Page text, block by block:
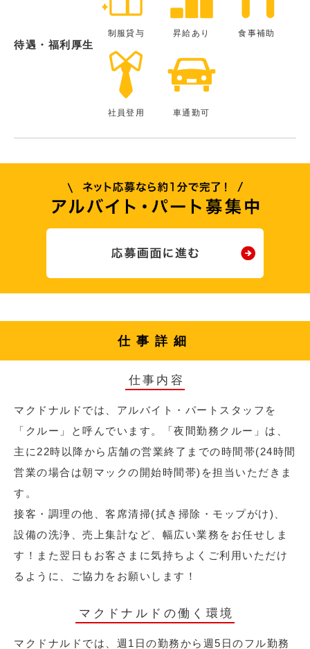
待遇・福利厚生
制服貸与 昇給あり 食事補助
社員登用 車通勤可
仕事詳細
仕事内容
マクドナルドでは、アルバイト・パートスタッフを
「クルー」と呼んでいます。「夜間勤務クルー」は、
主に22時以降から店舗の営業終了までの時間帯(24時間
営業の場合は朝マックの開始時間帯)を担当いただきま
す。
接客・調理の他、客席清掃(拭き掃除・モップがけ)、
設備の洗浄、売上集計など、幅広い業務をお任せしま
す！また翌日もお客さまに気持ちよくご利用いただけ
るように、ご協力をお願いします！
マクドナルドの働く環境
マクドナルドでは、週1日の勤務から週5日のフル勤務